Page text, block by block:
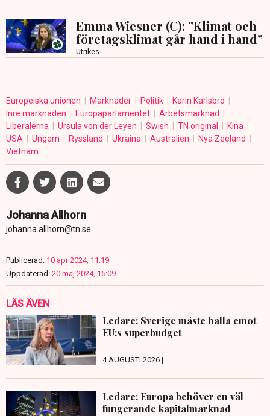
Emma Wiesner (C): ”Klimat och
företagsklimat går hand i hand”
Utrikes
Europeiska unionen Marknader Politik
Karin Karlsbro
Inre marknaden
Europaparlamentet
Arbetsmarknad
Liberalerna
Ursula von der Leyen Swish TN original
Kina
USA
Ungern Ryssland Ukraina Australien
Nya Zeeland
Vietnam
Johanna Allhorn
johanna.allhorn@tn.se
Publicerad: 10 apr 2024, 11:19
Uppdaterad: 20 maj 2024, 15:09
LÄS ÄVEN
Ledare: Sverige måste hålla emot
EU:s superbudget
4 AUGUSTI 2026 |
Ledare: Europa behöver en väl
fungerande kapitalmarknad